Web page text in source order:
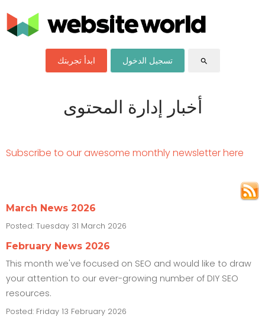
ابدأ تجربتك تسجيل الدخول search
أخبار إدارة المحتوى
Subscribe to our awesome monthly newsletter here
March News 2026
Posted: Tuesday 31 March 2026
February News 2026
This month we've focused on SEO and would like to draw
your attention to our ever-growing number of DIY SEO
resources.
Posted: Friday 13 February 2026